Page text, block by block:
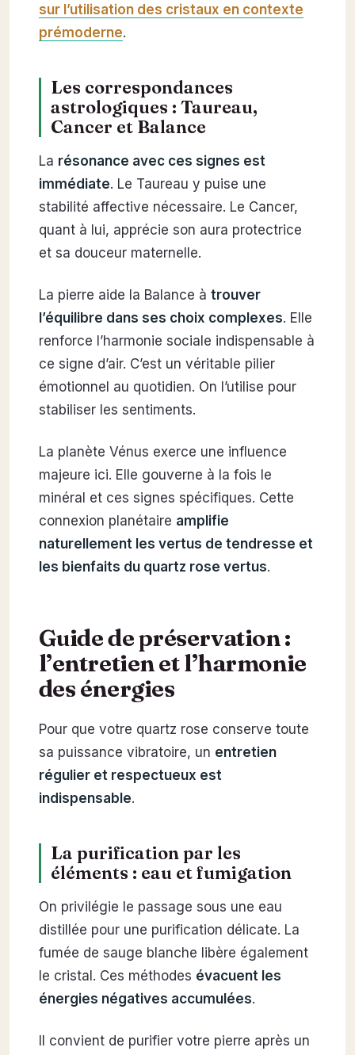
sur l’utilisation des cristaux en contexte
prémoderne.
Les correspondances
astrologiques : Taureau,
Cancer et Balance
La résonance avec ces signes est
immédiate. Le Taureau y puise une
stabilité affective nécessaire. Le Cancer,
quant à lui, apprécie son aura protectrice
et sa douceur maternelle.
La pierre aide la Balance à trouver
l’équilibre dans ses choix complexes. Elle
renforce l’harmonie sociale indispensable à
ce signe d’air. C’est un véritable pilier
émotionnel au quotidien. On l’utilise pour
stabiliser les sentiments.
La planète Vénus exerce une influence
majeure ici. Elle gouverne à la fois le
minéral et ces signes spécifiques. Cette
connexion planétaire amplifie
naturellement les vertus de tendresse et
les bienfaits du quartz rose vertus.
Guide de préservation :
l’entretien et l’harmonie
des énergies
Pour que votre quartz rose conserve toute
sa puissance vibratoire, un entretien
régulier et respectueux est
indispensable.
La purification par les
éléments : eau et fumigation
On privilégie le passage sous une eau
distillée pour une purification délicate. La
fumée de sauge blanche libère également
le cristal. Ces méthodes évacuent les
énergies négatives accumulées.
Il convient de purifier votre pierre après un